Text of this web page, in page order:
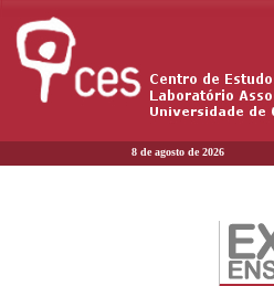
8 de agosto de 2026